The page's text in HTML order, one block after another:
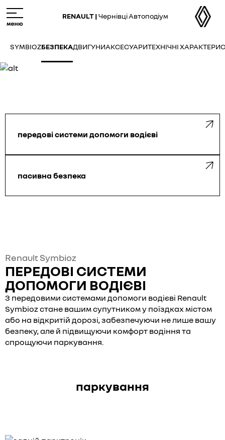
RENAULT |Чернівці Автоподіум
SYMBIOZБЕЗПЕКАДВИГУНИАКСЕСУАРИТЕХНІЧНІ
передові системи допомоги водієві
пасивна безпека
Renault Symbioz
ПЕРЕДОВІ СИСТЕМИ
ДОПОМОГИ ВОДІЄВІ
З передовими системами допомоги водієві Renault
Symbioz стане вашим супутником у поїздках містом
або на відкритій дорозі, забезпечуючи не лише вашу
безпеку, але й підвищуючи комфорт водіння та
спрощуючи паркування.
паркування